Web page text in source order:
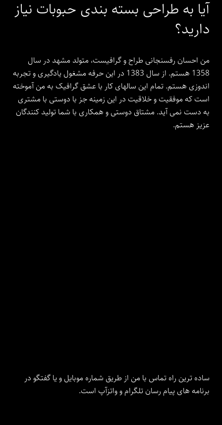
آیا به طراحی بسته بندی حبوبات نیاز
دارید؟
من احسان رفسنجانی طراح و گرافیست، متولد مشهد در سال
1358 هستم. از سال 1383 در این حرفه مشغول یادگیری و تجربه
اندوزی هستم. تمام این سالهای کار با عشق گرافیک به من آموخته
است که موفقیت و خلاقیت در این زمینه جز با دوستی با مشتری
به دست نمی آید. مشتاق دوستی و همکاری با شما تولید کنندگان
عزیز هستم.
ساده ترین راه تماس با من از طریق شماره موبایل و یا گفتگو در
برنامه های پیام رسان تلگرام و واتزآپ است.